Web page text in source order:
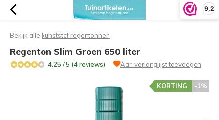
9,2
Bekijk alle kunststof regentonnen
Regenton Slim Groen 650 liter
4.25 / 5 (4 reviews) Aan verlanglijst toevoegen
-1%
KORTING